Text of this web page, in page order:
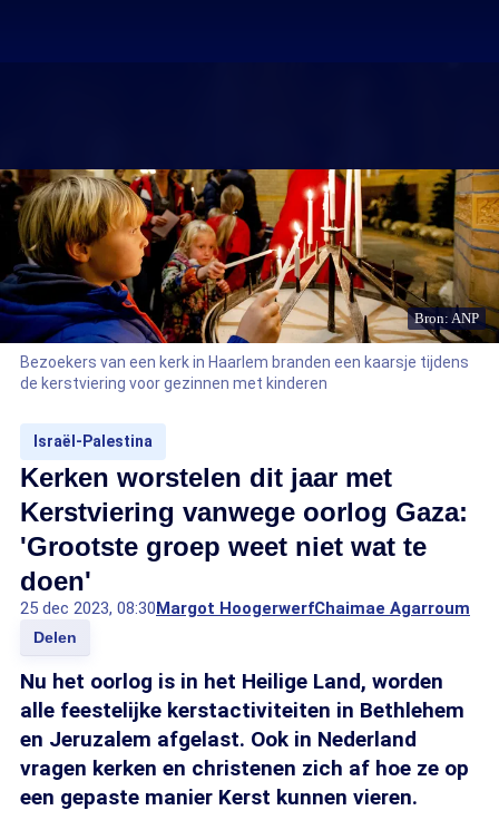
Bron: ANP
Bezoekers van een kerk in Haarlem branden een kaarsje tijdens
de kerstviering voor gezinnen met kinderen
Israël-Palestina
Kerken worstelen dit jaar met
Kerstviering vanwege oorlog Gaza:
'Grootste groep weet niet wat te
doen'
25 dec 2023, 08:30Margot HoogerwerfChaimae Agarroum
Delen
Nu het oorlog is in het Heilige Land, worden
alle feestelijke kerstactiviteiten in Bethlehem
en Jeruzalem afgelast. Ook in Nederland
vragen kerken en christenen zich af hoe ze op
een gepaste manier Kerst kunnen vieren.